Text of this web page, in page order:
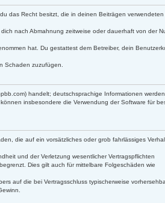
das Recht besitzt, die in deinen Beiträgen verwendeten
nach Abmahnung zeitweise oder dauerhaft von der
hat. Du gestattest dem Betreiber, dein
Schaden zuzufügen.
handelt; deutschsprachige Informationen
insbesondere die Verwendung der Software für
die auf ein vorsätzliches oder grob fahrlässiges
und der Verletzung wesentlicher Vertragspflichten
Dies gilt auch für mittelbare Folgeschäden wie
auf die bei Vertragsschluss typischerweise